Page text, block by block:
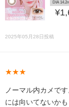
DIA
2025年05月28日投稿
★★★
ノーマル内カメで
には向いてないかも